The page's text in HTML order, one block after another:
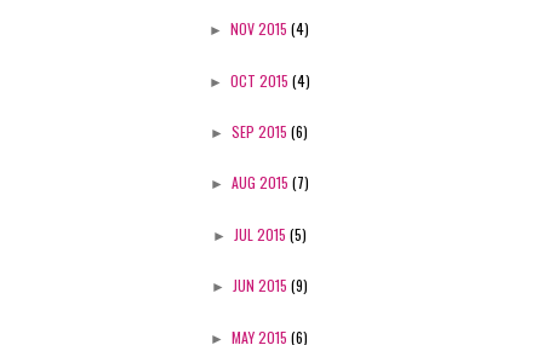
► NOV 2015 (4)
► OCT 2015 (4)
► SEP 2015 (6)
► AUG 2015 (7)
► JUL 2015 (5)
► JUN 2015 (9)
► MAY 2015 (6)